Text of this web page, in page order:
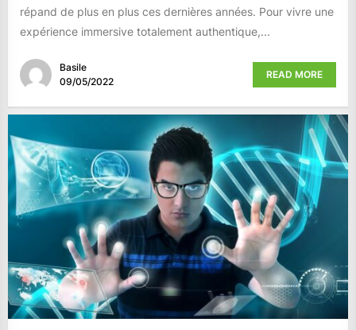
répand de plus en plus ces dernières années. Pour vivre une
expérience immersive totalement authentique,...
Basile
09/05/2022
READ MORE